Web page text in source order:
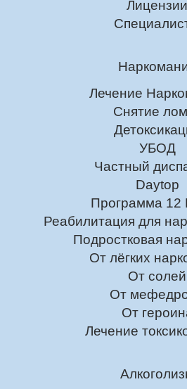
Лицензии
Лечение
Снятие
УБОД
Частный
Daytop
Программа 12
Реабилитация для
Подростковая
От лёгких
От солей
От
От
Лечение